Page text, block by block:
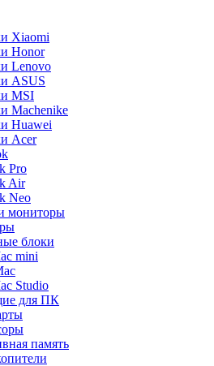
Xiaomi
Honor
Lenovo
ASUS
MSI
Machenike
Huawei
Acer
Pro
Air
Neo
мониторы
блоки
mini
Studio
для ПК
память